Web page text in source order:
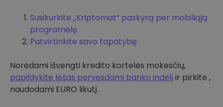
Susikurkite „Kriptomat“ paskyrą per mobiliąją
programėlę
Patvirtinkite savo tapatybę
Norėdami išvengti kredito kortelės mokesčių,
papildykite lėšas pervesdami banko indėlį ir pirkite ,
naudodami EURO likutį.